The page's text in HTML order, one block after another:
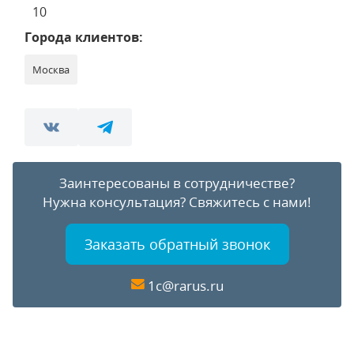
10
Города клиентов:
Москва
Заинтересованы в сотрудничестве?
Нужна консультация? Свяжитесь с нами!
Заказать обратный звонок
1c@rarus.ru